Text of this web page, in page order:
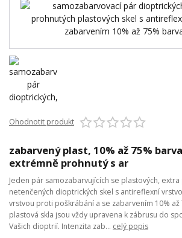
Ohodnotit produkt
zabarvený plast, 10% až 75%
extrémně prohnutý s ar
Jeden pár samozabarvujících se plastových, extra
netenčených dioptrických skel s antireflexní
vrstvou proti poškrábání a se zabarvením 10% až
plastová skla jsou vždy upravena k zábrusu do
Vašich dioptrií. Intenzita zab... celý popis